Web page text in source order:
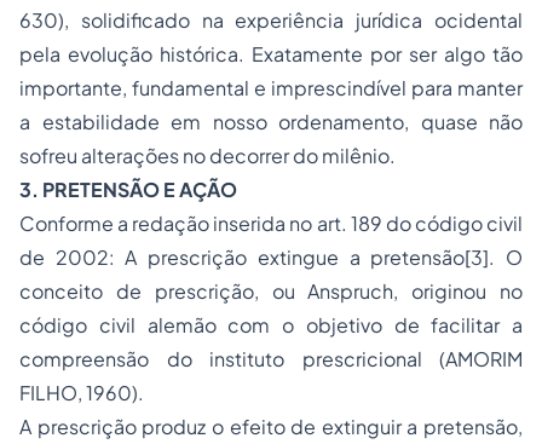
630), solidificado na experiência jurídica ocidental
pela evolução histórica. Exatamente por ser algo tão
importante, fundamental e imprescindível para manter
a estabilidade em nosso ordenamento, quase não
sofreu alterações no decorrer do milênio.
3. PRETENSÃO E AÇÃO
Conforme a redação inserida no art. 189 do código civil
de 2002: A prescrição extingue a pretensão[3]. O
conceito de prescrição, ouAnspruch, originou no
código civil alemão com o objetivo de facilitar a
compreensão do instituto prescricional (AMORIM
FILHO, 1960).
A prescrição produz o efeito de extinguir a pretensão,